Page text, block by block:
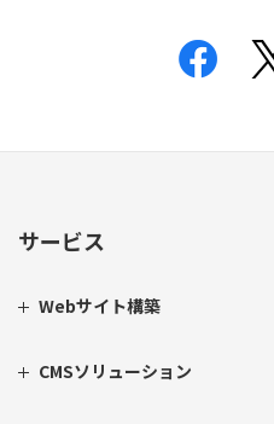
サービス
Webサイト構築
CMSソリューション